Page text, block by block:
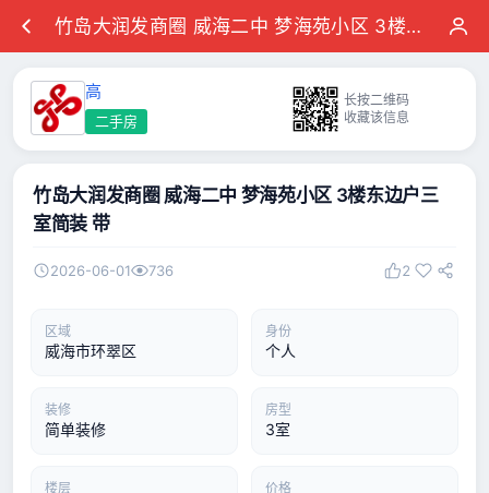
竹岛大润发商圈 威海二中 梦海苑小区 3楼东边户三室简装 带
高
二手房
长按二维码
收藏该信息
竹岛大润发商圈 威海二中 梦海苑小区 3楼东边户三
室简装 带
2026-06-01 736 2
区域
威海市环翠区
身份
个人
装修
简单装修
房型
3室
楼层 价格